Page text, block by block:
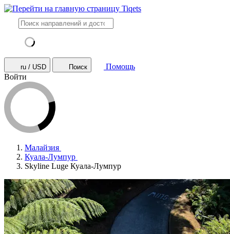
ru / USD Поиск
Помощь
Войти
Малайзия
Куала-Лумпур
Skyline Luge Куала-Лумпур